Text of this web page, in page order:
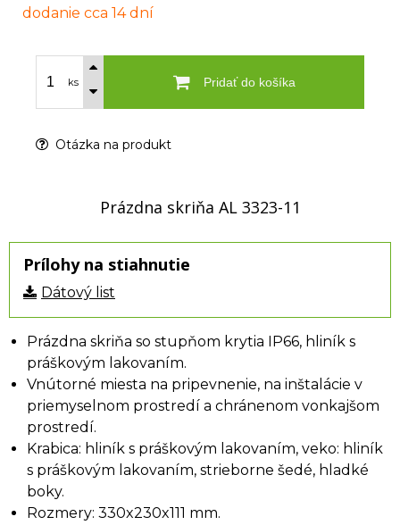
dodanie cca 14 dní
ks Pridať do košíka
Otázka na produkt
Prázdna skriňa AL 3323-11
Prílohy na stiahnutie
Dátový list
Prázdna skriňa so stupňom krytia IP66, hliník s
práškovým lakovaním.
Vnútorné miesta na pripevnenie, na inštalácie v
priemyselnom prostredí a chránenom vonkajšom
prostredí.
Krabica: hliník s práškovým lakovaním, veko: hliník
s práškovým lakovaním, strieborne šedé, hladké
boky.
Rozmery: 330x230x111 mm.